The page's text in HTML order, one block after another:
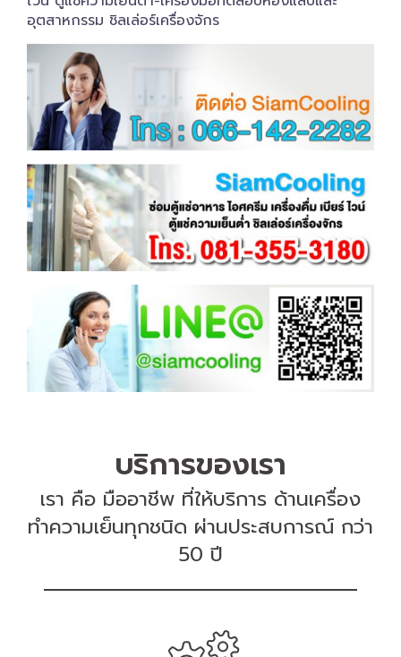
อุตสาหกรรม ชิลเล่อร์เครื่อง​จักร
บริการของเรา
เรา คือ มืออาชีพ ที่ให้บริการ ด้านเครื่อง
ทำความเย็นทุกชนิด ผ่านประสบการณ์ กว่า
50 ปี